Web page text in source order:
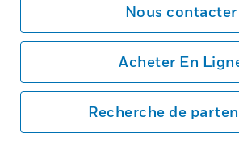
Nous contacter
Acheter En
Recherche de